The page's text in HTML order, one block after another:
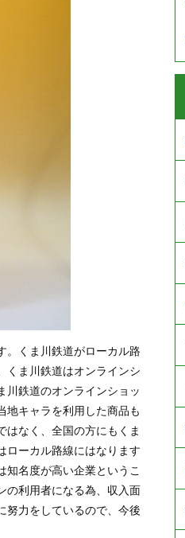
。くま川鉄道がローカル路
くま川鉄道はオンラインシ
川鉄道のオンラインショッ
地キャラを利用した商品も
はなく、全国の方にもくま
ローカル路線にはなります
知名度が高い企業というこ
の利用者になる為、収入面
努力をしているので、今後